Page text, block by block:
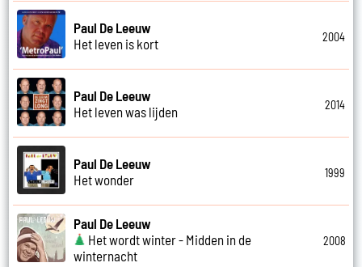
Paul De Leeuw
Het leven is kort
2004
Paul De Leeuw
Het leven was lijden
2014
Paul De Leeuw
Het wonder
1999
Paul De Leeuw
Het wordt winter - Midden in de
winternacht
2008